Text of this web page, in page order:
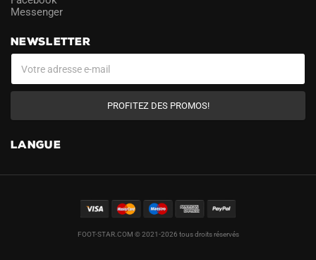
Messenger
NEWSLETTER
PROFITEZ DES PROMOS!
LANGUE
FOOT-STAR.COM © 2021-2026 tous droits réservés